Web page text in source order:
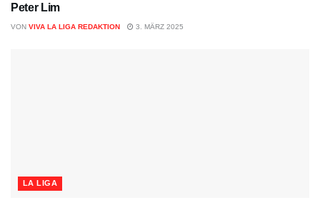
Peter Lim
VON VIVA LA LIGA REDAKTION 3. MÄRZ 2025
LA LIGA